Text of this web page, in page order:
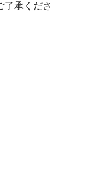
了承くださ